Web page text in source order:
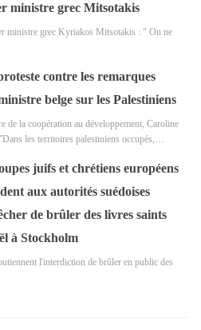
ministre grec Mitsotakis
ministre grec Kyriakos Mitsotakis : " On ne
contre les remarques
belge sur les Palestiniens
de la coopération au développement, Caroline
les territoires palestiniens occupés,…
juifs et chrétiens européens
aux autorités suédoises
de brûler des livres saints
à Stockholm
l'interdiction de brûler en public des